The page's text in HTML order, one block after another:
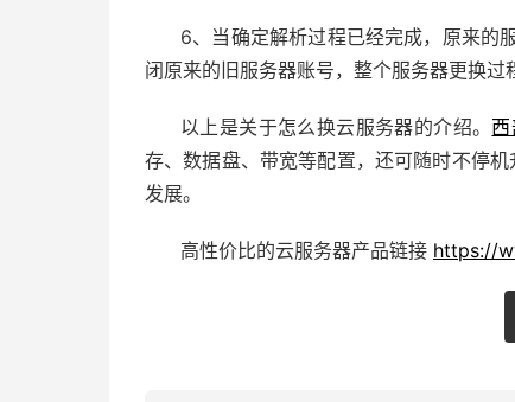
6、当确定解析过程已经完成，原来的
闭原来的旧服务器账号，整个服务器更换过
以上是关于怎么换云服务器的介绍。
存、数据盘、带宽等配置，还可随时不停
发展。
高性价比的云服务器产品链接 https://